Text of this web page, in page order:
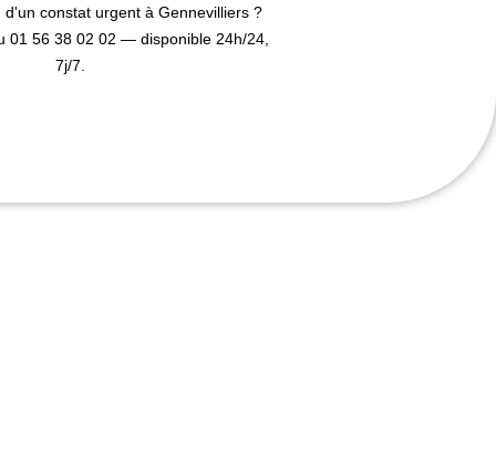
d'unconstat urgent à Gennevilliers ?
01 56 38 02 02 — disponible 24h/24,
7j/7.